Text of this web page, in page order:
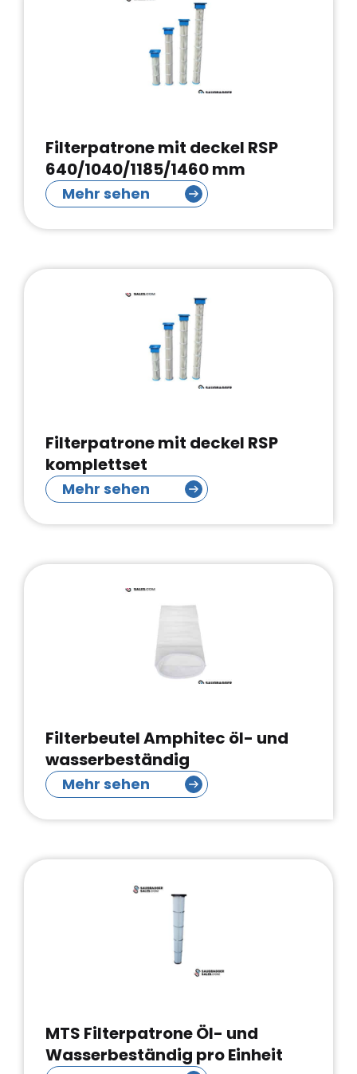
Filterpatrone mit deckel RSP
640/1040/1185/1460 mm
Mehr sehen
Filterpatrone mit deckel RSP
komplettset
Mehr sehen
Filterbeutel Amphitec öl- und
wasserbeständig
Mehr sehen
MTS Filterpatrone Öl- und
Wasserbeständig pro Einheit